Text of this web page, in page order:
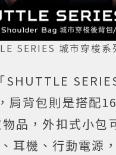
SERIES 城市穿梭
肩背包則是搭配
品，外扣式小
耳機、行動電源